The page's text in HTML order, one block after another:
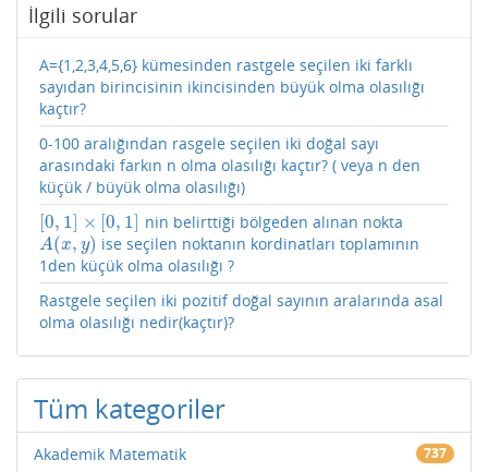
İlgili sorular
A={1,2,3,4,5,6} kümesinden rastgele seçilen iki farklı
sayıdan birincisinin ikincisinden büyük olma olasılığı
kaçtır?
0-100 aralığından rasgele seçilen iki doğal sayı
arasındaki farkın n olma olasılığı kaçtır? ( veya n den
küçük / büyük olma olasılığı)
[0, 1] × [0, 1]
0,1]× 0, ] nin belirttiği bölgeden alınan nokta
A(x, y)
A(x,y)
ise seçilen noktanın kordinatları toplamının
1den küçük olma olasılığı ?
Rastgele seçilen iki pozitif doğal sayının aralarında asal
olma olasılığı nedir(kaçtır)?
Tüm kategoriler
Akademik Matematik 737